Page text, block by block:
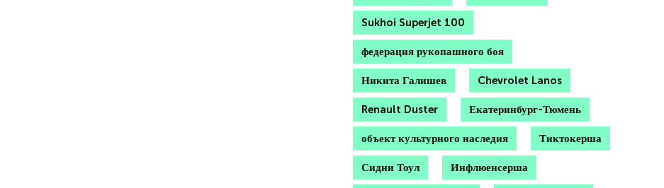
Sukhoi Superjet 100
федерация рукопашного боя
Никита Галишев Chevrolet Lanos
Renault Duster Екатеринбург-Тюмень
объект культурного наследия Тиктокерша
Сидни Тоул Инфлюенсерша